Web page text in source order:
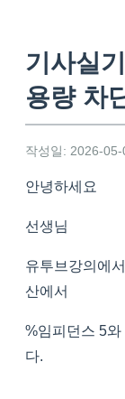
기사실
용량 차
작성일: 2026-
안녕하세요
선생님
유투브강의에
산에서
%임피던스 5와
다.